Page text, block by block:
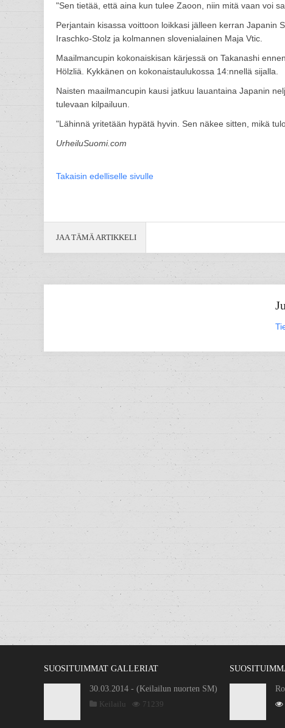
"Sen tietää, että aina kun tulee Zaoon, niin mitä vaan voi
Perjantain kisassa voittoon loikkasi jälleen kerran Japanin
Iraschko-Stolz ja kolmannen slovenialainen Maja Vtic.
Maailmancupin kokonaiskisan kärjessä on Takanashi
Hölzliä. Kykkänen on kokonaistaulukossa 14:nnellä sijalla.
Naisten maailmancupin kausi jatkuu lauantaina Japanin
tulevaan kilpailuun.
"Lähinnä yritetään hypätä hyvin. Sen näkee sitten, mikä
UrheiluSuomi.com
Takaisin edelliselle sivulle
JAA TÄMÄ ARTIKKELI
SUOSITUIMMAT GALLERIAT
30.03.2014 - (Keilailun nuorten SM)
Keilailu
71239